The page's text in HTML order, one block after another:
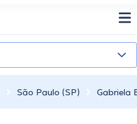
São Paulo (SP) Gabriela